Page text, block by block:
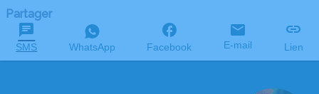
Partager
SMS WhatsApp Facebook E-mail Lien